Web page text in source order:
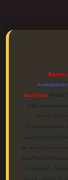
Reklam
Yasal Uyarı: